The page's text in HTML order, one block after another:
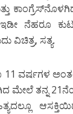
ನೆಹರೂ
ವಿಚಿತ್ರ, ಸತ್ಯ.
11 ವರ್ಷಗಳ
ಮೇಲೆ ತನ್ನ